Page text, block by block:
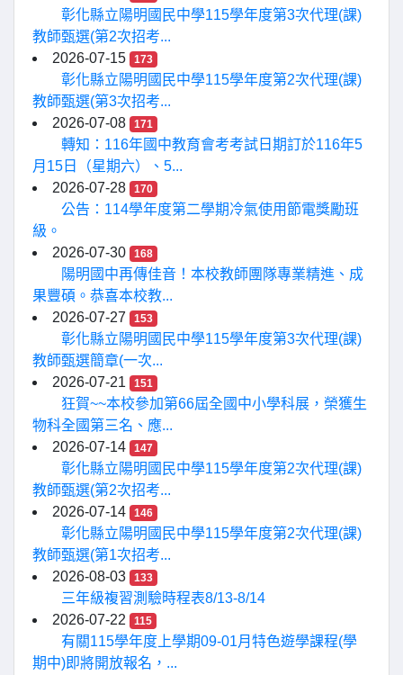
彰化縣立陽明國民中學115學年度第3次代理(課)
教師甄選(第2次招考...
2026-07-15
173
彰化縣立陽明國民中學115學年度第2次代理(課)
教師甄選(第3次招考...
2026-07-08
171
轉知：116年國中教育會考考試日期訂於116年5
月15日（星期六）、5...
2026-07-28
170
公告：114學年度第二學期冷氣使用節電獎勵班
級。
2026-07-30
168
陽明國中再傳佳音！本校教師團隊專業精進、成
果豐碩。恭喜本校教...
2026-07-27
153
彰化縣立陽明國民中學115學年度第3次代理(課)
教師甄選簡章(一次...
2026-07-21
151
狂賀~~本校參加第66屆全國中小學科展，榮獲生
物科全國第三名、應...
2026-07-14
147
彰化縣立陽明國民中學115學年度第2次代理(課)
教師甄選(第2次招考...
2026-07-14
146
彰化縣立陽明國民中學115學年度第2次代理(課)
教師甄選(第1次招考...
2026-08-03
133
三年級複習測驗時程表8/13-8/14
2026-07-22
115
有關115學年度上學期09-01月特色遊學課程(學
期中)即將開放報名，...